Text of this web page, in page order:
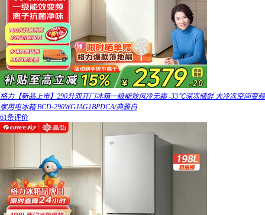
格力【新品上市】290升双开门冰箱一级能效风冷无霜 -33℃深冻储鲜 大冷冻空间变频
家用电冰箱 BCD-290WGJAG1BPDCA/典雅白
61条评价